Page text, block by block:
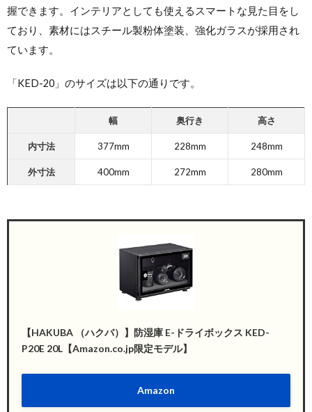
握できます。インテリアとしても使えるスマートな見た目をし
ており、素材にはスチール製粉体塗装、強化ガラスが採用され
ています。
「KED-20」のサイズは以下の通りです。
幅 奥行き 高さ
内寸法 377mm 228mm 248mm
外寸法 400mm 272mm 280mm
【HAKUBA （ハクバ）】防湿庫 E-ドライボックス KED-
P20E 20L【Amazon.co.jp限定モデル】
Amazon